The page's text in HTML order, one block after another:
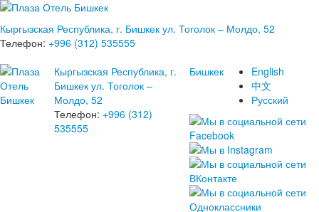
Кыргызская Республика, г. Бишкек ул. Тоголок – Молдо, 52
Телефон: +996 (312) 535555
Кыргызская Республика, г.
Бишкек ул. Тоголок –
Молдо, 52
Телефон: +996 (312)
535555
Бишкек
English
中文
Русский